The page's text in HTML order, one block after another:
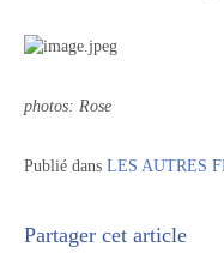
photos: Rose
Publié dans LES AUTRES
Partager cet article